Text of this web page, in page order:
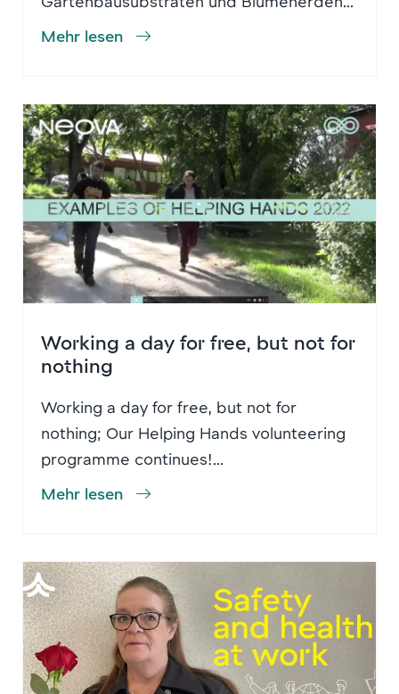
Mehr lesen
Working a day for free, but not for
nothing
Working a day for free, but not for
nothing; Our Helping Hands volunteering
programme continues!...
Mehr lesen